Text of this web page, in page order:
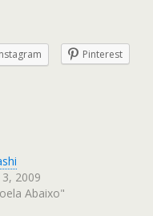
Pinterest
3, 2009
Abaixo"